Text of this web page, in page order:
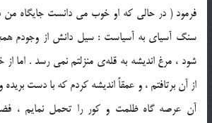
فرمود ( در حالي كه او خوب مي دانست جايگاه
سنگ آسياي به آسياست : سيل دانش از وجودم
شود ، مرغ انديشه به قله‌ي منزلتم نمي رسد . اما
از آن برتافتم ، و عمقاً انديشه كردم كه با دست بريده
آن عرصه گاه ظلمت و كور را تحمل نمايم ،